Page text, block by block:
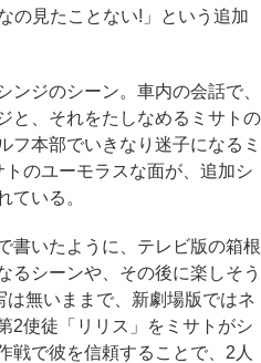
の見たことない!」という追加
ジのシーン。車内の会話で、
と、それをたしなめるミサトの
フ本部でいきなり迷子になるミ
のユーモラスな面が、追加シ
ている。
いたように、テレビ版の箱根
るシーンや、その後に楽しそう
無いままで、新劇場版ではネ
2使徒「リリス」をミサトがシ
戦で彼を信頼することで、2人